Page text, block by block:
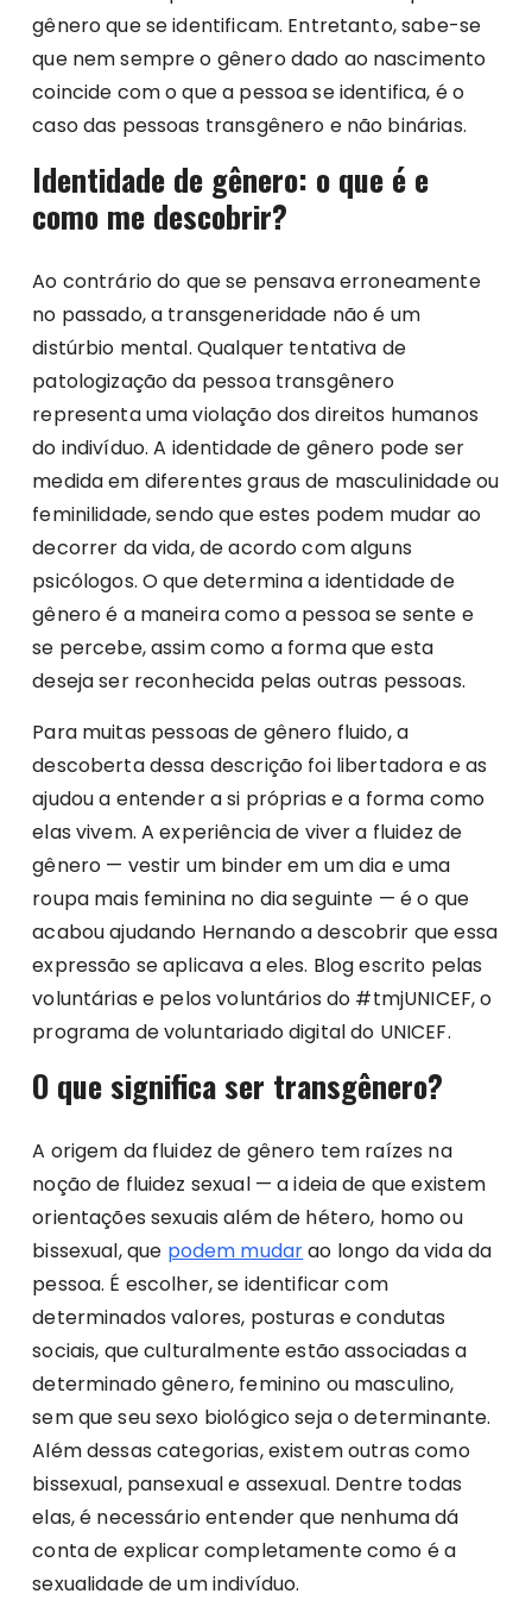
gênero que se identificam. Entretanto, sabe-se
que nem sempre o gênero dado ao nascimento
coincide com o que a pessoa se identifica, é o
caso das pessoas transgênero e não binárias.
Identidade de gênero: o que é e
como me descobrir?
Ao contrário do que se pensava erroneamente
no passado, a transgeneridade não é um
distúrbio mental. Qualquer tentativa de
patologização da pessoa transgênero
representa uma violação dos direitos humanos
do indivíduo. A identidade de gênero pode ser
medida em diferentes graus de masculinidade ou
feminilidade, sendo que estes podem mudar ao
decorrer da vida, de acordo com alguns
psicólogos. O que determina a identidade de
gênero é a maneira como a pessoa se sente e
se percebe, assim como a forma que esta
deseja ser reconhecida pelas outras pessoas.
Para muitas pessoas de gênero fluido, a
descoberta dessa descrição foi libertadora e as
ajudou a entender a si próprias e a forma como
elas vivem. A experiência de viver a fluidez de
gênero — vestir um binder em um dia e uma
roupa mais feminina no dia seguinte — é o que
acabou ajudando Hernando a descobrir que essa
expressão se aplicava a eles. Blog escrito pelas
voluntárias e pelos voluntários do #tmjUNICEF, o
programa de voluntariado digital do UNICEF.
O que significa ser transgênero?
A origem da fluidez de gênero tem raízes na
noção de fluidez sexual — a ideia de que existem
orientações sexuais além de hétero, homo ou
bissexual, que podem mudarao longo da vida da
pessoa. É escolher, se identificar com
determinados valores, posturas e condutas
sociais, que culturalmente estão associadas a
determinado gênero, feminino ou masculino,
sem que seu sexo biológico seja o determinante.
Além dessas categorias, existem outras como
bissexual, pansexual e assexual. Dentre todas
elas, é necessário entender que nenhuma dá
conta de explicar completamente como é a
sexualidade de um indivíduo.